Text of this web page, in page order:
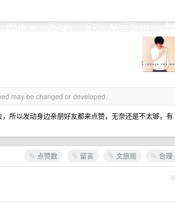
may be changed or developed.
所以发动身边亲朋好友都来点赞，无奈还是不太够，有
点赞数 留言 文旅局 合理
1